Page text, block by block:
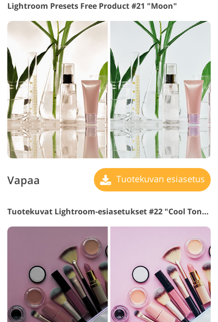
Lightroom Presets Free Product #21 "Moon"
Vapaa Tuotekuvan esiasetus
Tuotekuvat Lightroom-esiasetukset #22 "Cool Toning"